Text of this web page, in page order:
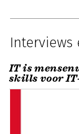
Interviews
IT is
skills voor